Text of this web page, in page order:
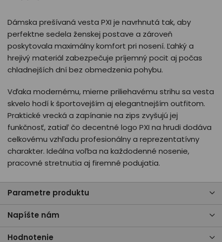
Dámska prešívaná vesta PXI je navrhnutá tak, aby
perfektne sedela ženskej postave a zároveň
poskytovala maximálny komfort pri nosení. Ľahký a
hrejivý materiál zabezpečuje príjemný pocit aj počas
chladnejších dní bez obmedzenia pohybu.
Vďaka modernému, mierne priliehavému strihu sa vesta
skvelo hodí k športovejším aj elegantnejším outfitom.
Praktické vrecká a zapínanie na zips zvyšujú jej
funkčnosť, zatiaľ čo decentné logo PXI na hrudi dodáva
celkovému vzhľadu profesionálny a reprezentatívny
charakter. Ideálna voľba na každodenné nosenie,
pracovné stretnutia aj firemné podujatia.
Parametre produktu
Napíšte nám
Hodnotenie